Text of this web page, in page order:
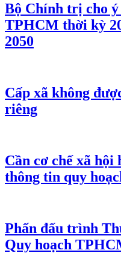
Bộ Chính trị cho
TPHCM thời kỳ
2050
Cấp xã không
riêng
Cần cơ chế xã hội
thông tin quy
Phấn đấu trình
Quy hoạch